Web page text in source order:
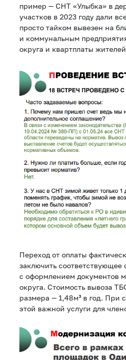
пример — СНТ «Улыбка» в
участков в 2023 году дали
просто тайком вывезен на
и коммунальным
округа и квартплаты
Переход от оплаты
заключить
с оформлением документов
округа. Стоимость вывоза
размера — 1,48м³ в год. При
этой важной услуги для